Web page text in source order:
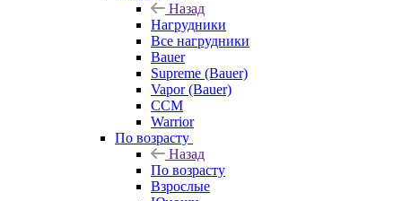
Назад
Нагрудники
Все нагрудники
Bauer
Supreme (Bauer)
Vapor (Bauer)
CCM
Warrior
По возрасту
Назад
По возрасту
Взрослые